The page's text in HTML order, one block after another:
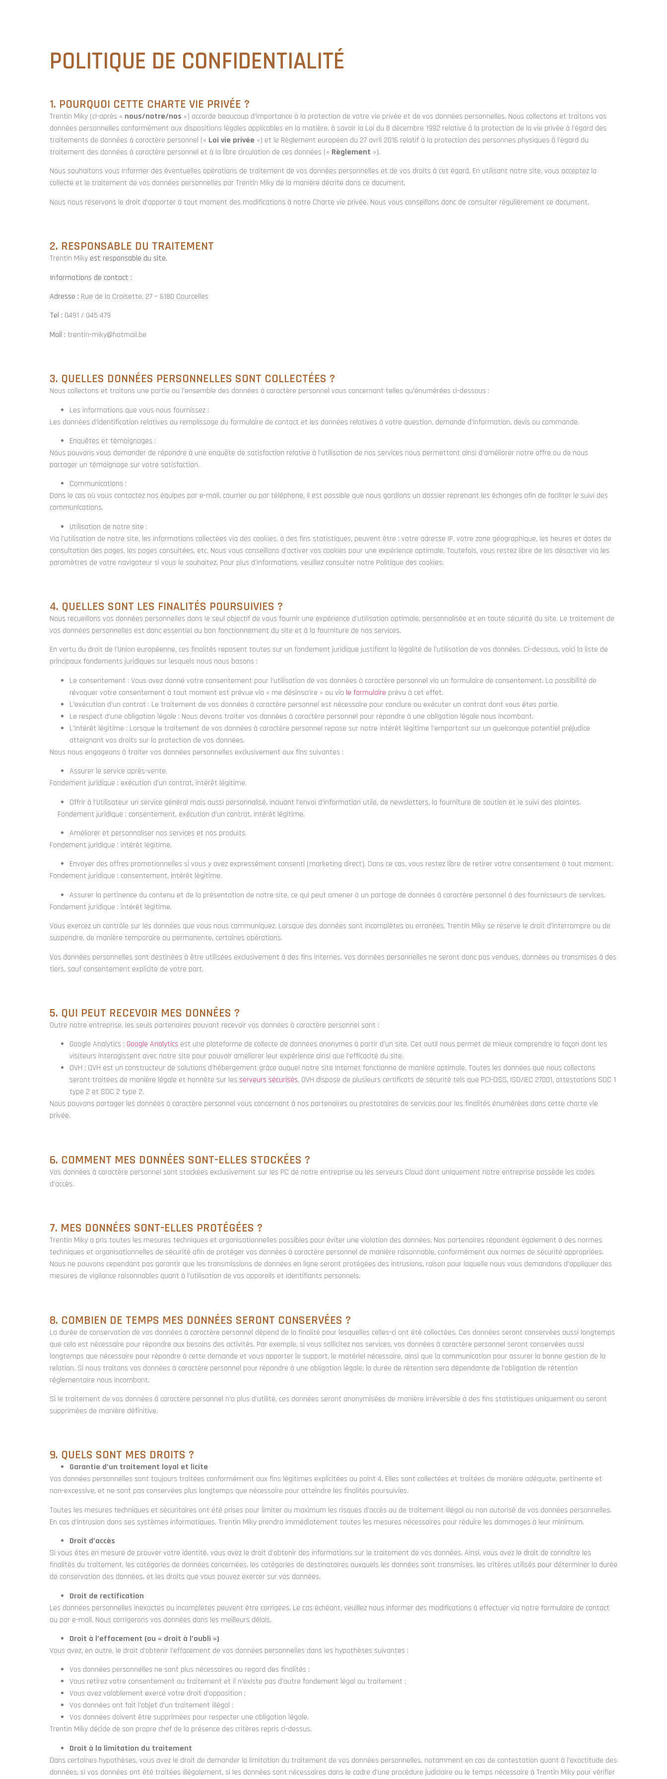
POLITIQUE DE CONFIDENTIALITÉ
1. POURQUOI CETTE CHARTE VIE PRIVÉE ?
Trentin Miky (ci-après « nous/notre/nos ») accorde beaucoup d’importance à la protection de votre vie privée et de vos données personnelles. Nous collectons et traitons vos
données personnelles conformément aux dispositions légales applicables en la matière, à savoir la Loi du 8 décembre 1992 relative à la protection de la vie privée à l’égard des
traitements de données à caractère personnel (« Loi vie privée ») et le Règlement européen du 27 avril 2016 relatif à la protection des personnes physiques à l’égard du
traitement des données à caractère personnel et à la libre circulation de ces données (« Règlement »).
Nous souhaitons vous informer des éventuelles opérations de traitement de vos données personnelles et de vos droits à cet égard. En utilisant notre site, vous acceptez la
collecte et le traitement de vos données personnelles par Trentin Miky de la manière décrite dans ce document.
Nous nous réservons le droit d’apporter à tout moment des modifications à notre Charte vie privée. Nous vous conseillons donc de consulter régulièrement ce document.
2. RESPONSABLE DU TRAITEMENT
Trentin Miky est responsable du site.
Informations de contact :
Adresse : Rue de la Croisette, 27 – 6180 Courcelles
Tel : 0491 / 045 479
Mail : trentin-miky@hotmail.be
3. QUELLES DONNÉES PERSONNELLES SONT COLLECTÉES ?
Nous collectons et traitons une partie ou l’ensemble des données à caractère personnel vous concernant telles qu’énumérées ci-dessous :
Les informations que vous nous fournissez :
Les données d’identification relatives au remplissage du formulaire de contact et les données relatives à votre question, demande d’information, devis ou commande.
Enquêtes et témoignages :
Nous pouvons vous demander de répondre à une enquête de satisfaction relative à l’utilisation de nos services nous permettant ainsi d’améliorer notre offre ou de nous
partager un témoignage sur votre satisfaction.
Communications :
Dans le cas où vous contactez nos équipes par e-mail, courrier ou par téléphone, il est possible que nous gardions un dossier reprenant les échanges afin de faciliter le suivi des
communications.
Utilisation de notre site :
Via l’utilisation de notre site, les informations collectées via des cookies, à des fins statistiques, peuvent être : votre adresse IP, votre zone géographique, les heures et dates de
consultation des pages, les pages consultées, etc. Nous vous conseillons d’activer vos cookies pour une expérience optimale. Toutefois, vous restez libre de les désactiver via les
paramètres de votre navigateur si vous le souhaitez. Pour plus d’informations, veuillez consulter notre Politique des cookies.
4. QUELLES SONT LES FINALITÉS POURSUIVIES ?
Nous recueillons vos données personnelles dans le seul objectif de vous fournir une expérience d’utilisation optimale, personnalisée et en toute sécurité du site. Le traitement de
vos données personnelles est donc essentiel au bon fonctionnement du site et à la fourniture de nos services.
En vertu du droit de l’Union européenne, ces finalités reposent toutes sur un fondement juridique justifiant la légalité de l’utilisation de vos données. Ci-dessous, voici la liste de
principaux fondements juridiques sur lesquels nous nous basons :
Le consentement : Vous avez donné votre consentement pour l’utilisation de vos données à caractère personnel via un formulaire de consentement. La possibilité de
révoquer votre consentement à tout moment est prévue via « me désinscrire » ou via le formulaire prévu à cet effet.
L’exécution d’un contrat : Le traitement de vos données à caractère personnel est nécessaire pour conclure ou exécuter un contrat dont vous êtes partie.
Le respect d’une obligation légale : Nous devons traiter vos données à caractère personnel pour répondre à une obligation légale nous incombant.
L’intérêt légitime : Lorsque le traitement de vos données à caractère personnel repose sur notre intérêt légitime l’emportant sur un quelconque potentiel préjudice
atteignant vos droits sur la protection de vos données.
Nous nous engageons à traiter vos données personnelles exclusivement aux fins suivantes :
Assurer le service après-vente.
Fondement juridique : exécution d’un contrat, intérêt légitime.
Offrir à l’Utilisateur un service général mais aussi personnalisé, incluant l’envoi d’information utile, de newsletters, la fourniture de soutien et le suivi des plaintes.
Fondement juridique : consentement, exécution d’un contrat, intérêt légitime.
Améliorer et personnaliser nos services et nos produits.
Fondement juridique : intérêt légitime.
Envoyer des offres promotionnelles si vous y avez expressément consenti (marketing direct). Dans ce cas, vous restez libre de retirer votre consentement à tout moment.
Fondement juridique : consentement, intérêt légitime.
Assurer la pertinence du contenu et de la présentation de notre site, ce qui peut amener à un partage de données à caractère personnel à des fournisseurs de services.
Fondement juridique : intérêt légitime.
Vous exercez un contrôle sur les données que vous nous communiquez. Lorsque des données sont incomplètes ou erronées, Trentin Miky se réserve le droit d’interrompre ou de
suspendre, de manière temporaire ou permanente, certaines opérations.
Vos données personnelles sont destinées à être utilisées exclusivement à des fins internes. Vos données personnelles ne seront donc pas vendues, données ou transmises à des
tiers, sauf consentement explicite de votre part.
5. QUI PEUT RECEVOIR MES DONNÉES ?
Outre notre entreprise, les seuls partenaires pouvant recevoir vos données à caractère personnel sont :
Google Analytics : Google Analytics est une plateforme de collecte de données anonymes à partir d’un site. Cet outil nous permet de mieux comprendre la façon dont les
visiteurs interagissent avec notre site pour pouvoir améliorer leur expérience ainsi que l’efficacité du site.
OVH : OVH est un constructeur de solutions d’hébergement grâce auquel notre site Internet fonctionne de manière optimale. Toutes les données que nous collectons
seront traitées de manière légale et honnête sur les serveurs sécurisés. OVH dispose de plusieurs certificats de sécurité tels que PCI-DSS, ISO/IEC 27001, attestations SOC 1
type 2 et SOC 2 type 2.
Nous pouvons partager les données à caractère personnel vous concernant à nos partenaires ou prestataires de services pour les finalités énumérées dans cette charte vie
privée.
6. COMMENT MES DONNÉES SONT-ELLES STOCKÉES ?
Vos données à caractère personnel sont stockées exclusivement sur les PC de notre entreprise ou les serveurs Cloud dont uniquement notre entreprise possède les codes
d’accès.
7. MES DONNÉES SONT-ELLES PROTÉGÉES ?
Trentin Miky a pris toutes les mesures techniques et organisationnelles possibles pour éviter une violation des données. Nos partenaires répondent également à des normes
techniques et organisationnelles de sécurité afin de protéger vos données à caractère personnel de manière raisonnable, conformément aux normes de sécurité appropriées.
Nous ne pouvons cependant pas garantir que les transmissions de données en ligne seront protégées des intrusions, raison pour laquelle nous vous demandons d’appliquer des
mesures de vigilance raisonnables quant à l’utilisation de vos appareils et identifiants personnels.
8. COMBIEN DE TEMPS MES DONNÉES SERONT CONSERVÉES ?
La durée de conservation de vos données à caractère personnel dépend de la finalité pour lesquelles celles-ci ont été collectées. Ces données seront conservées aussi longtemps
que cela est nécessaire pour répondre aux besoins des activités. Par exemple, si vous sollicitez nos services, vos données à caractère personnel seront conservées aussi
longtemps que nécessaire pour répondre à cette demande et vous apporter le support, le matériel nécessaire, ainsi que la communication pour assurer la bonne gestion de la
relation. Si nous traitons vos données à caractère personnel pour répondre à une obligation légale, la durée de rétention sera dépendante de l’obligation de rétention
réglementaire nous incombant.
Si le traitement de vos données à caractère personnel n’a plus d’utilité, ces données seront anonymisées de manière irréversible à des fins statistiques uniquement ou seront
supprimées de manière définitive.
9. QUELS SONT MES DROITS ?
Garantie d’un traitement loyal et licite
Vos données personnelles sont toujours traitées conformément aux fins légitimes explicitées au point 4. Elles sont collectées et traitées de manière adéquate, pertinente et
non-excessive, et ne sont pas conservées plus longtemps que nécessaire pour atteindre les finalités poursuivies.
Toutes les mesures techniques et sécuritaires ont été prises pour limiter au maximum les risques d’accès ou de traitement illégal ou non autorisé de vos données personnelles.
En cas d’intrusion dans ses systèmes informatiques, Trentin Miky prendra immédiatement toutes les mesures nécessaires pour réduire les dommages à leur minimum.
Droit d’accès
Si vous êtes en mesure de prouver votre identité, vous avez le droit d’obtenir des informations sur le traitement de vos données. Ainsi, vous avez le droit de connaître les
finalités du traitement, les catégories de données concernées, les catégories de destinataires auxquels les données sont transmises, les critères utilisés pour déterminer la durée
de conservation des données, et les droits que vous pouvez exercer sur vos données.
Droit de rectification
Les données personnelles inexactes ou incomplètes peuvent être corrigées. Le cas échéant, veuillez nous informer des modifications à effectuer via notre formulaire de contact
ou par e-mail. Nous corrigerons vos données dans les meilleurs délais.
Droit à l’effacement (ou « droit à l’oubli »)
Vous avez, en outre, le droit d’obtenir l’effacement de vos données personnelles dans les hypothèses suivantes :
Vos données personnelles ne sont plus nécessaires au regard des finalités ;
Vous retirez votre consentement au traitement et il n’existe pas d’autre fondement légal au traitement ;
Vous avez valablement exercé votre droit d’opposition ;
Vos données ont fait l’objet d’un traitement illégal ;
Vos données doivent être supprimées pour respecter une obligation légale.
Trentin Miky décide de son propre chef de la présence des critères repris ci-dessus.
Droit à la limitation du traitement
Dans certaines hypothèses, vous avez le droit de demander la limitation du traitement de vos données personnelles, notamment en cas de contestation quant à l’exactitude des
données, si vos données ont été traitées illégalement, si les données sont nécessaires dans le cadre d’une procédure judiciaire ou le temps nécessaire à Trentin Miky pour vérifier